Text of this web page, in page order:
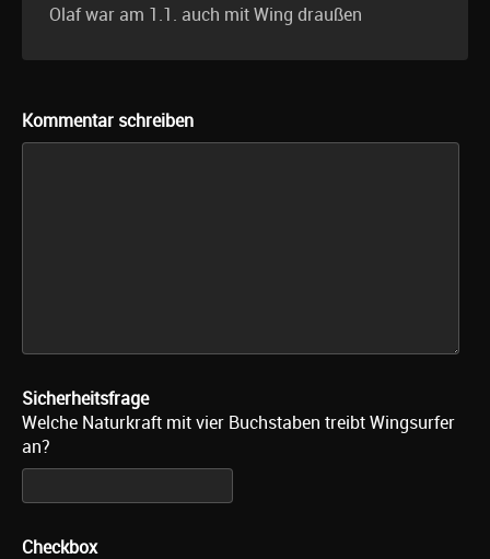
Olaf war am 1.1. auch mit Wing draußen
Kommentar schreiben
Sicherheitsfrage
Welche Naturkraft mit vier Buchstaben treibt Wingsurfer
an?
Checkbox